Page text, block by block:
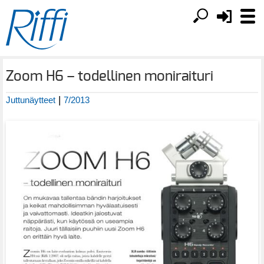
Zoom H6 – todellinen moniraituri
Juttunäytteet | 7/2013